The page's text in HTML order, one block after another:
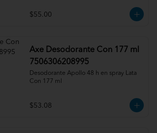
$55.00
Axe Desodorante Con 177 ml
7506306208995
Desodorante Apollo 48 h en spray Lata
Con 177 ml
$53.08